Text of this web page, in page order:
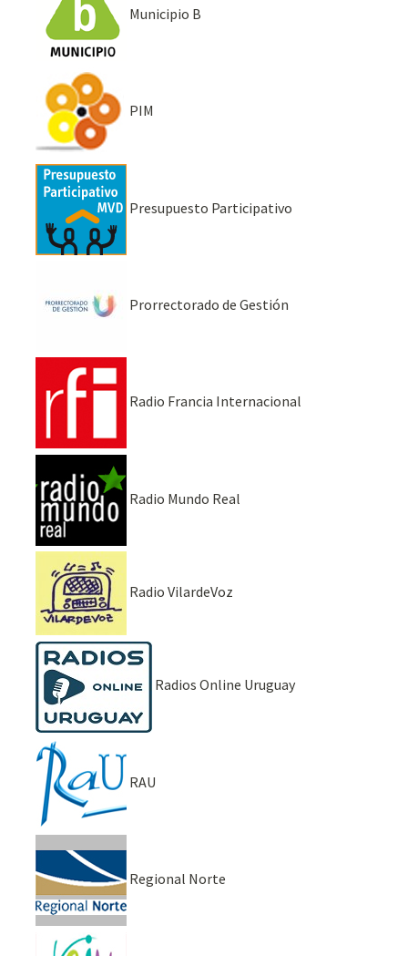
Municipio B
PIM
Presupuesto Participativo
Prorrectorado de Gestión
Radio Francia Internacional
Radio Mundo Real
Radio VilardeVoz
Radios Online Uruguay
RAU
Regional Norte